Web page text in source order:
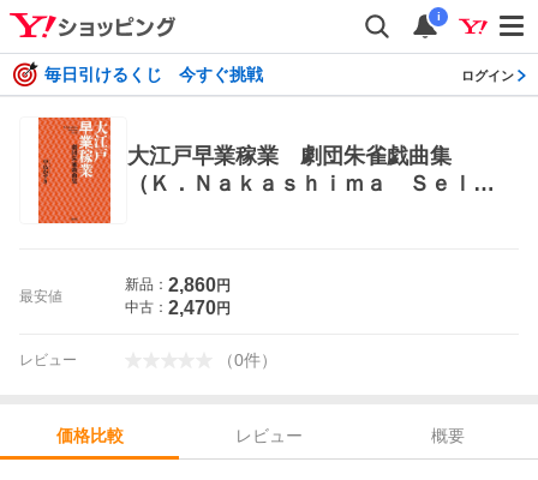
i
毎日引けるくじ 今すぐ挑戦 ログイン
大江戸早業稼業 劇団朱雀戯曲集
（Ｋ．Ｎａｋａｓｈｉｍａ Ｓｅｌｅ
最安値
新品： 2,860円
中古： 2,470円
レビュー （0件）
価格比較 レビュー
概要